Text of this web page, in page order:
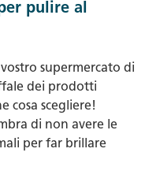
pulire al
supermercato di
dei prodotti
cosa scegliere!
di non avere le
per far brillare